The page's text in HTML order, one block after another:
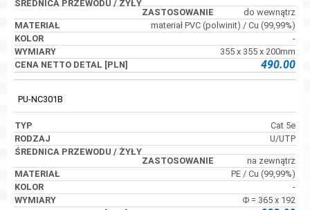
do wewnątrz
materiał PVC (polwinit) / Cu (99,99%)
-
355 x 355 x 200mm
490.00
PU-NC301B
Cat 5e
U/UTP
na zewnątrz
PE / Cu (99,99%)
-
Φ = 365 x 192